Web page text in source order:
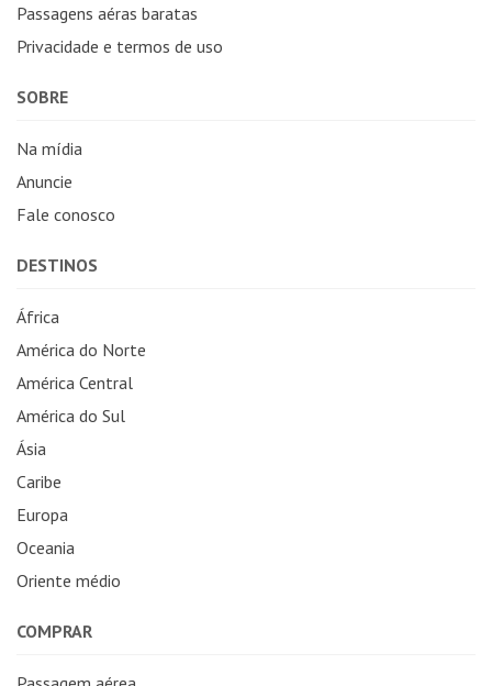
Passagens aéras baratas
Privacidade e termos de uso
SOBRE
Na mídia
Anuncie
Fale conosco
DESTINOS
África
América do Norte
América Central
América do Sul
Ásia
Caribe
Europa
Oceania
Oriente médio
COMPRAR